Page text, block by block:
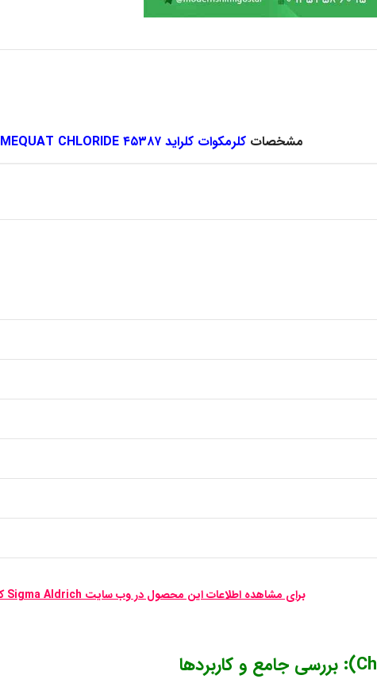
مشخصات کلرمکوات کلراید ۴۵۳۸۷ CHLORMEQUAT CHLORIDE
برای مشاهده اطلاعات این محصول در وب سایت Sigma Aldrich کلیک کنید.